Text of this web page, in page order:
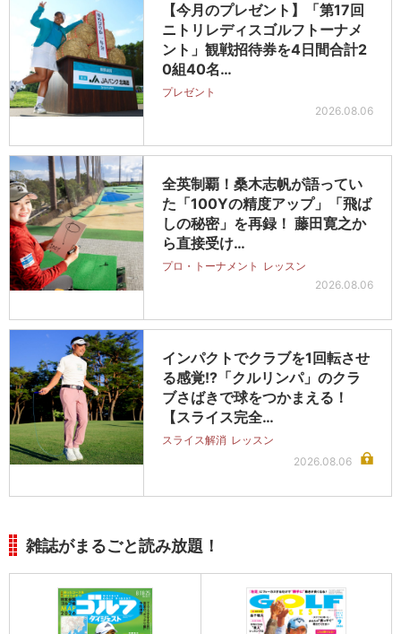
【今月のプレゼント】「第17回
ニトリレディスゴルフトーナメ
ント」観戦招待券を4日間合計2
0組40名…
プレゼント
2026.08.06
全英制覇！桑木志帆が語ってい
た「100Yの精度アップ」「飛ば
しの秘密」を再録！ 藤田寛之か
ら直接受け…
プロ・トーナメント レッスン
2026.08.06
インパクトでクラブを1回転させ
る感覚!?「クルリンパ」のクラ
ブさばきで球をつかまえる！
【スライス完全…
スライス解消 レッスン
2026.08.06
雑誌がまるごと読み放題！